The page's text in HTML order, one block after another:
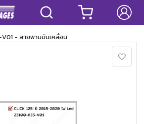
- สายพานขับเคลื่อน